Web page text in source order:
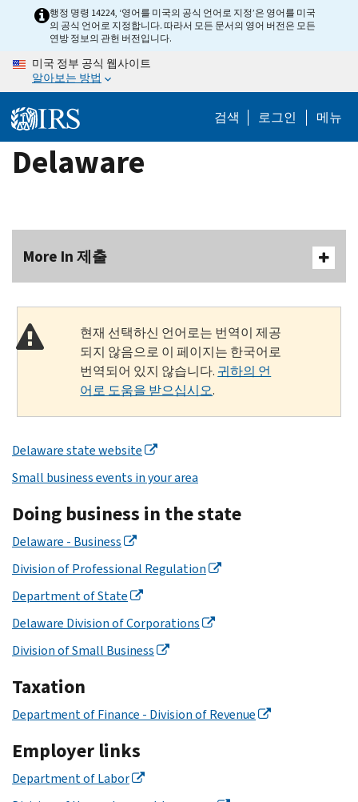
content
행정 명령 14224, ‘영어를 미국의 공식 언어로 지정’은 영어를 미국
의 공식 언어로 지정합니다. 따라서 모든 문서의 영어 버전은 모든
연방 정보의 관헌 버전입니다.
미국 정부 공식 웹사이트
알아보는 방법
검색 로그인 메뉴
Delaware
More In 제출
현재 선택하신 언어로는 번역이 제공
되지 않음으로 이 페이지는 한국어로
번역되어 있지 않습니다. 귀하의 언
어로 도움을 받으십시오.
Delaware state website
Small business events in your area
Doing business in the state
Delaware - Business
Division of Professional Regulation
Department of State
Delaware Division of Corporations
Division of Small Business
Taxation
Department of Finance - Division of Revenue
Employer links
Department of Labor